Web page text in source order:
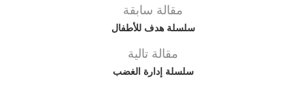
مقالة سابقة
سلسلة هدف للأطفال
مقالة تالية
سلسلة إدارة الغضب